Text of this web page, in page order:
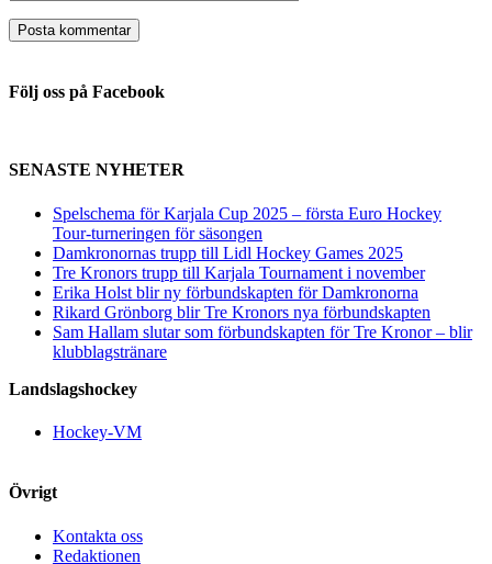
Följ oss på Facebook
SENASTE NYHETER
Spelschema för Karjala Cup 2025 – första Euro Hockey
Tour-turneringen för säsongen
Damkronornas trupp till Lidl Hockey Games 2025
Tre Kronors trupp till Karjala Tournament i november
Erika Holst blir ny förbundskapten för Damkronorna
Rikard Grönborg blir Tre Kronors nya förbundskapten
Sam Hallam slutar som förbundskapten för Tre Kronor – blir
klubblagstränare
Landslagshockey
Hockey-VM
Övrigt
Kontakta oss
Redaktionen